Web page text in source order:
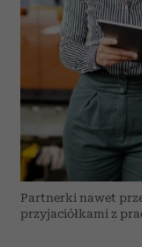
Partnerki nawet
przyjaciółkami z